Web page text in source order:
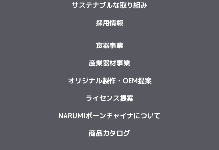
サステナブルな取り組み
採用情報
食器事業
産業器材事業
オリジナル製作・OEM提案
ライセンス提案
NARUMIボーンチャイナについて
商品カタログ